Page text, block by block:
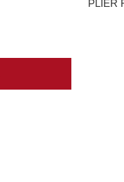
PLIER